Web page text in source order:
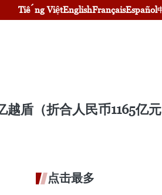
Tiếng ViệtEnglishFrançaisEspañol
盾（折合人民币1165亿
点击最多